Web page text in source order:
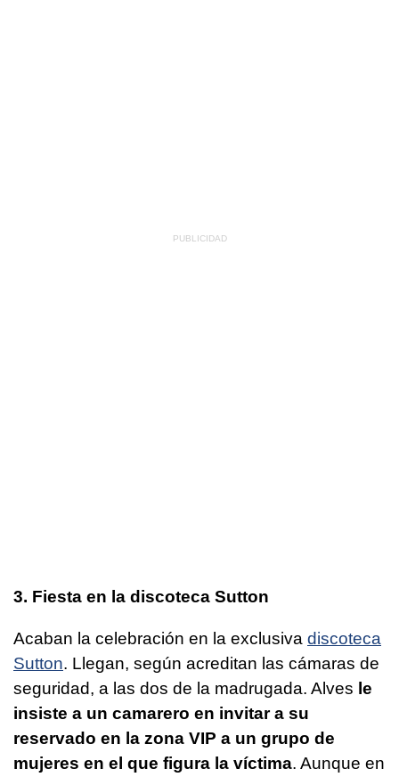
3. Fiesta en la discoteca Sutton
Acaban la celebración en la exclusiva discoteca
Sutton. Llegan, según acreditan las cámaras de
seguridad, a las dos de la madrugada. Alves le
insiste a un camarero en invitar a su
reservado en la zona VIP a un grupo de
mujeres en el que figura la víctima. Aunque en